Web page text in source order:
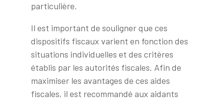
particulière.
Il est important de souligner que ces
dispositifs fiscaux varient en fonction des
situations individuelles et des critères
établis par les autorités fiscales. Afin de
maximiser les avantages de ces aides
fiscales, il est recommandé aux aidants